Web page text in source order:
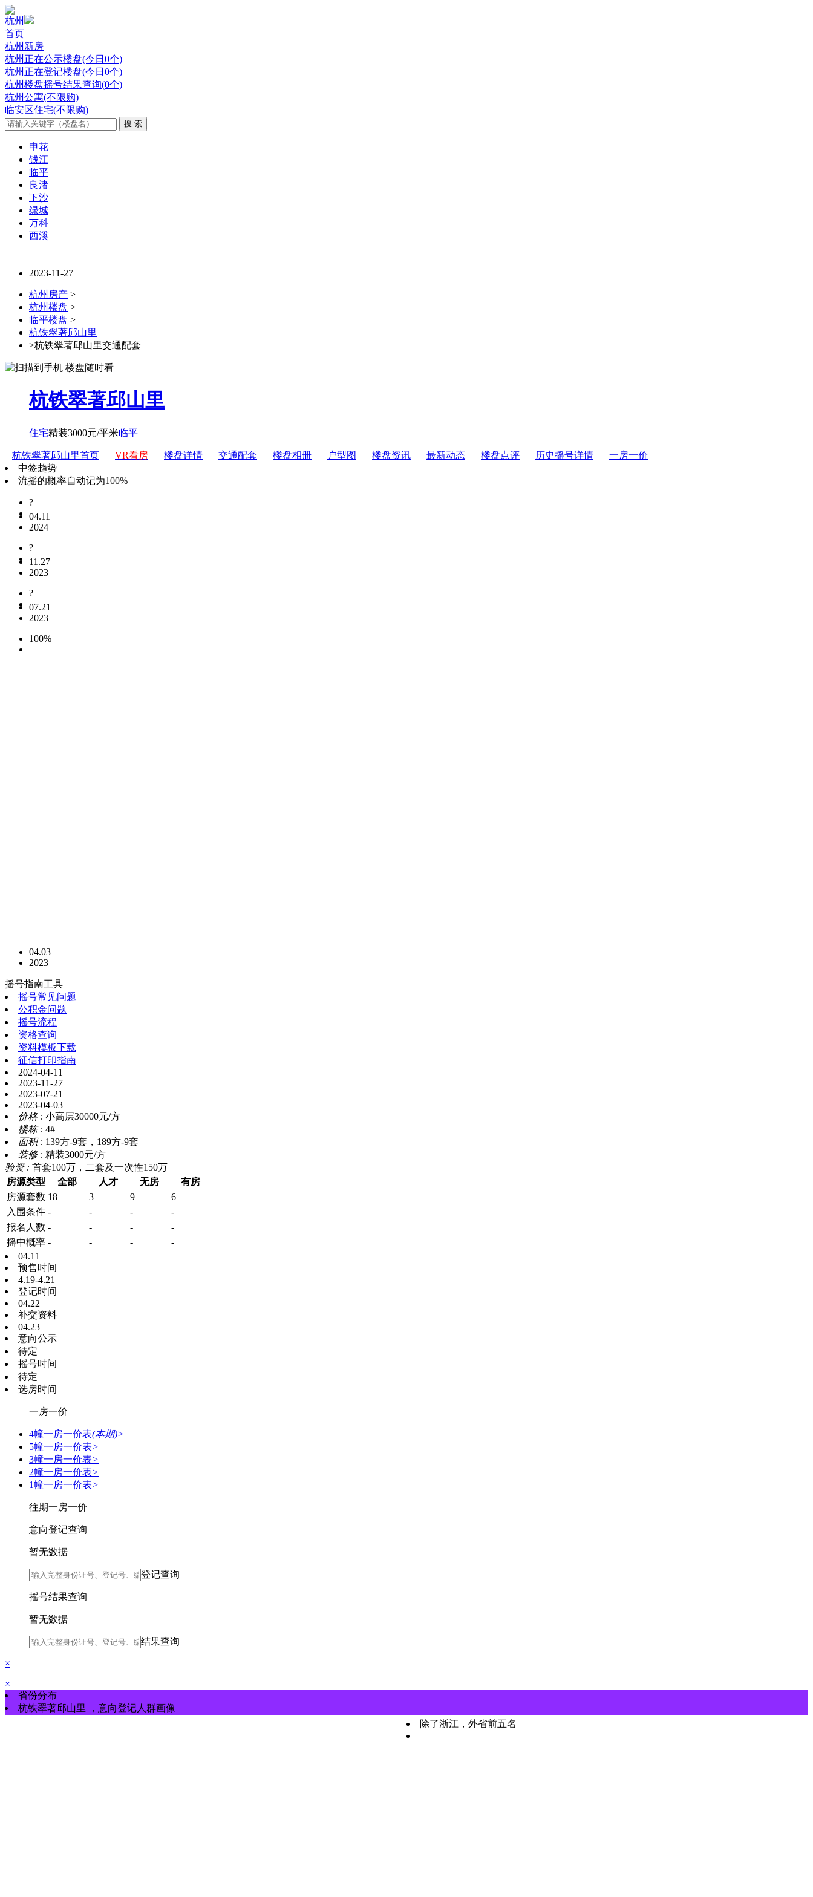
杭州
首页
杭州新房
杭州正在公示楼盘(今日0个)
杭州正在登记楼盘(今日0个)
杭州楼盘摇号结果查询(0个)
杭州公寓(不限购)
临安区住宅(不限购)
申花
钱江
临平
良渚
下沙
绿城
万科
西溪
2023-11-27
杭州房产 >
杭州楼盘 >
临平楼盘 >
杭铁翠著邱山里
>杭铁翠著邱山里交通配套
杭铁翠著邱山里
住宅精装3000元/平米临平
杭铁翠著邱山里首页 VR看房 楼盘详情 交通配套 楼盘相册 户型图 楼盘资讯 最新动态 楼盘点评 历史摇号详情
一房一价
中签趋势
流摇的概率自动记为100%
?
04.11
2024
?
11.27
2023
?
07.21
2023
100%
04.03
2023
摇号指南工具
摇号常见问题
公积金问题
摇号流程
资格查询
资料模板下载
征信打印指南
2024-04-11
2023-11-27
2023-07-21
2023-04-03
价格 : 小高层30000元/方
楼栋 : 4#
面积 : 139方-9套，189方-9套
装修 : 精装3000元/方
验资 : 首套100万，二套及一次性150万
房源类型
全部 人才 无房
有房
房源套数 18 3 9
6
入围条件 - - -
-
报名 人数 - - -
-
摇中概率 - - -
-
04.11
预售时间
4.19-4.21
登记时间
04.22
补交资料
04.23
意向公示
待定
摇号时间
待定
选房时间
一房一价
4幢一房一价表(本期)>
5幢一房一价表>
3幢一房一价表>
2幢一房一价表>
1幢一房一价表>
往期一房一价
意向登记查询
暂无数据
登记查询
摇号结果查询
暂无数据
结果查询
×
×
省份分布
杭铁翠著邱山里
， 意向登记人群画像
除了浙江，外省前五名